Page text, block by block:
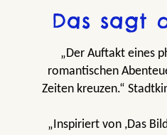
Das sagt
„Der Auftakt eines
romantischen
Zeiten kreuzen.“
„Inspiriert von ,Das